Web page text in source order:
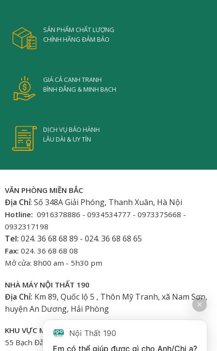
SẢN PHẨM CHẤT LƯỢNG
CHÍNH HÃNG ĐẢM BẢO
GIÁ CẢ CẠNH TRANH
BÌNH ĐẲNG & MINH BẠCH
DỊCH VỤ BẢO HÀNH
LÂU DÀI & UY TÍN
VĂN PHÒNG MIỀN BẮC
Địa Chỉ: Số 348A Giải Phóng, Thanh Xuân, Hà Nội
Hotline: 0916378886 - 0934534777 - 0973375668 -
0932317198
Tel: 024. 36 68 68 89 - 024. 36 68 68 65
Fax: 024. 36 68 68 08
Mở cửa: 8h00 am - 5h30 pm
NHÀ MÁY NỘI THẤT 190
Địa Chỉ: Km 89, Quốc lộ 5 , Thôn Mỹ Tranh, xã Nam Sơn,
huyện An Dương, Hải Phòng
KHU VỰC MIỀN NAM
55 Bạch Đằng, Phường 15, Bình Thạnh-HCM
Nội Thất 190